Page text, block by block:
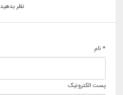
نظر بدهید
* نام
پست الکترونیک